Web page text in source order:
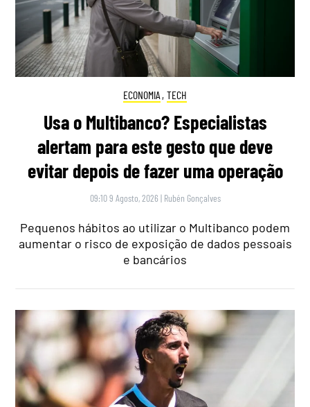
ECONOMIA , TECH
Usa o Multibanco? Especialistas
alertam para este gesto que deve
evitar depois de fazer uma operação
09:10 9 Agosto, 2026 | Rubén Gonçalves
Pequenos hábitos ao utilizar o Multibanco podem
aumentar o risco de exposição de dados pessoais
e bancários